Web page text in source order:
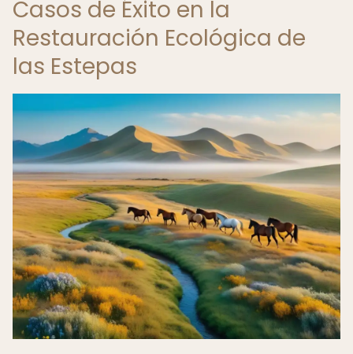
Casos de Éxito en la
Restauración Ecológica de
las Estepas